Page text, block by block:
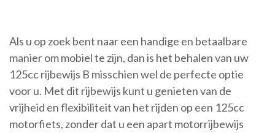
Als u op zoek bent naar een handige en betaalbare
manier om mobiel te zijn, dan is het behalen van uw
125cc rijbewijs B misschien wel de perfecte optie
voor u. Met dit rijbewijs kunt u genieten van de
vrijheid en flexibiliteit van het rijden op een 125cc
motorfiets, zonder dat u een apart motorrijbewijs